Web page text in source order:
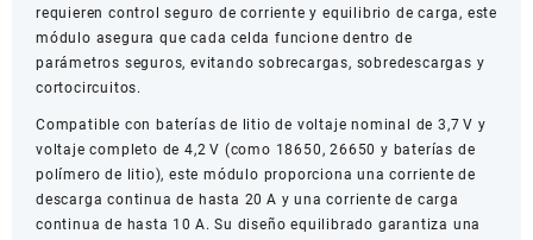
Baterías
de
Litio
cantidad
requieren control seguro de corriente y equilibrio de carga, este
módulo asegura que cada celda funcione dentro de
parámetros seguros, evitando sobrecargas, sobredescargas y
cortocircuitos.
Compatible con baterías de litio de voltaje nominal de 3,7 V y
voltaje completo de 4,2 V (como 18650, 26650 y baterías de
polímero de litio), este módulo proporciona una corriente de
descarga continua de hasta 20 A y una corriente de carga
continua de hasta 10 A. Su diseño equilibrado garantiza una